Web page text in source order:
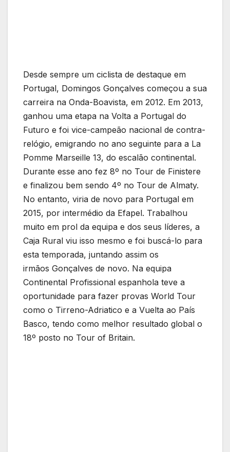
Desde sempre um ciclista de destaque em
Portugal, Domingos Gonçalves começou a sua
carreira na Onda-Boavista, em 2012. Em 2013,
ganhou uma etapa na Volta a Portugal do
Futuro e foi vice-campeão nacional de contra-
relógio, emigrando no ano seguinte para a La
Pomme Marseille 13, do escalão continental.
Durante esse ano fez 8º no Tour de Finistere
e finalizou bem sendo 4º no Tour de Almaty.
No entanto, viria de novo para Portugal em
2015, por intermédio da Efapel. Trabalhou
muito em prol da equipa e dos seus líderes, a
Caja Rural viu isso mesmo e foi buscá-lo para
esta temporada, juntando assim os
irmãos Gonçalves de novo. Na equipa
Continental Profissional espanhola teve a
oportunidade para fazer provas World Tour
como o Tirreno-Adriatico e a Vuelta ao País
Basco, tendo como melhor resultado global o
18º posto no Tour of Britain.